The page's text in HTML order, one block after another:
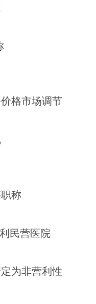
格市场调节
称
民营医院
为非营利性